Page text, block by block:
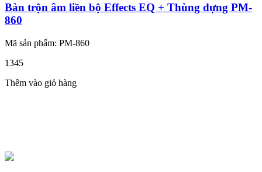
Bàn trộn âm liền bộ Effects EQ + Thùng đựng PM-
860
Mã sản phẩm: PM-860
1345
Thêm vào giỏ hàng